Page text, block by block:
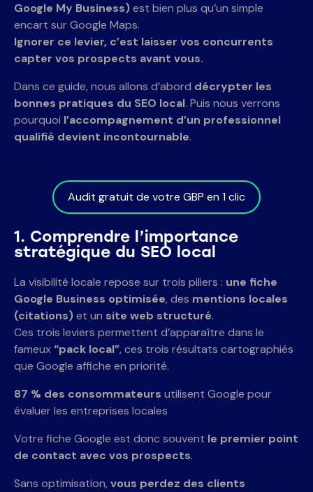
Google My Business)est bien plus qu’un simple
encart sur Google Maps.
Ignorer ce levier, c’est laisser vos concurrents
capter vos prospects avant vous.
Dans ce guide, nous allons d’abord décrypter les
bonnes pratiques du SEO local. Puis nous verrons
pourquoi l’accompagnement d’un professionnel
qualifié devient incontournable.
Audit gratuit de votre GBP en 1 clic
1. Comprendre l’importance
stratégique du SEO local
La visibilité locale repose sur trois piliers : une fiche
Google Business optimisée, des mentions locales
(citations)et un site web structuré.
Ces trois leviers permettent d’apparaître dans le
fameux“pack local”, ces trois résultats cartographiés
que Google affiche en priorité.
87 % des consommateurs utilisent Google pour
évaluer les entreprises locales
Votre fiche Google est donc souvent le premier point
de contact avec vos prospects.
Sans optimisation,vous perdez des clients